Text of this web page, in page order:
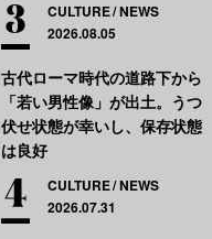
CULTURE NEWS
2026.08.05
古代ローマ時代の道路下から
「若い男性像」が出土。うつ
伏せ状態が幸いし、保存状態
は良好
CULTURE NEWS
2026.07.31